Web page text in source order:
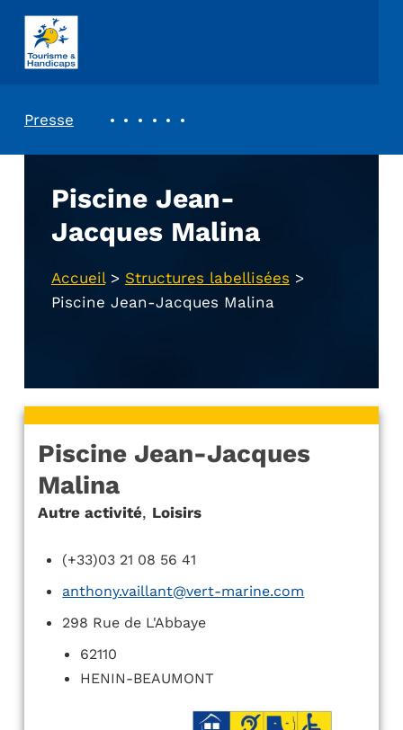
ASSOCIATION TOURISME ET HANDICAPS
Presse
Piscine Jean-
Jacques Malina
Accueil> Structures labellisées >
Piscine Jean-Jacques Malina
Piscine Jean-Jacques
Malina
Autre activité, Loisirs
(+33)03 21 08 56 41
anthony.vaillant@vert-marine.com
298 Rue de L'Abbaye
62110
HENIN-BEAUMONT